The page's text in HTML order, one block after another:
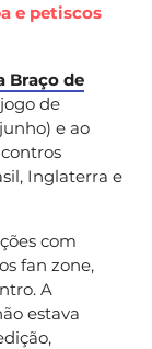
e petiscos
Braço de
de
e ao
Inglaterra e
com
fan zone,
A
estava